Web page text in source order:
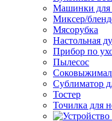
Машинки для
Миксер/
Мясорубка
Настольная
Прибор по
Пылесос
Сублиматор
Тостер
Точилка для